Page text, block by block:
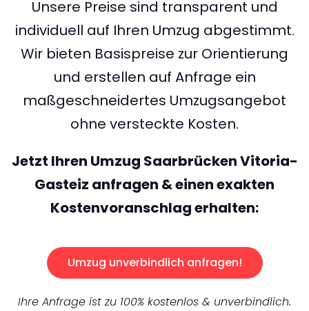
Unsere Preise sind transparent und
individuell auf Ihren Umzug abgestimmt.
Wir bieten Basispreise zur Orientierung
und erstellen auf Anfrage ein
maßgeschneidertes Umzugsangebot
ohne versteckte Kosten.
Jetzt Ihren Umzug Saarbrücken Vitoria-
Gasteiz anfragen & einen exakten
Kostenvoranschlag erhalten:
Umzug unverbindlich anfragen!
Ihre Anfrage ist zu 100% kostenlos & unverbindlich.